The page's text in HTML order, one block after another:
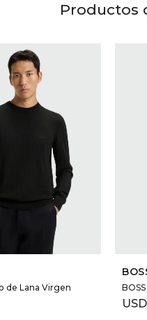
Productos
de Lana Virgen
USD